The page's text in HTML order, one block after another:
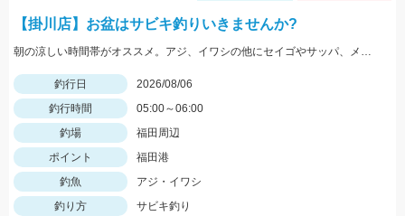
【掛川店】お盆はサビキ釣りいきませんか?
朝の涼しい時間帯がオススメ。アジ、イワシの他にセイゴやサッパ、メッキなども。仕掛けは『Tsulinoママカリ4号、ケイムラスキン4号』でOK。餌付け器で針にエサを付ければアタリはかなり増えますよ♪
釣行日
2026/08/06
釣行時間
05:00～06:00
釣場
福田周辺
ポイント
福田港
釣魚
アジ・イワシ
釣り方
サビキ釣り